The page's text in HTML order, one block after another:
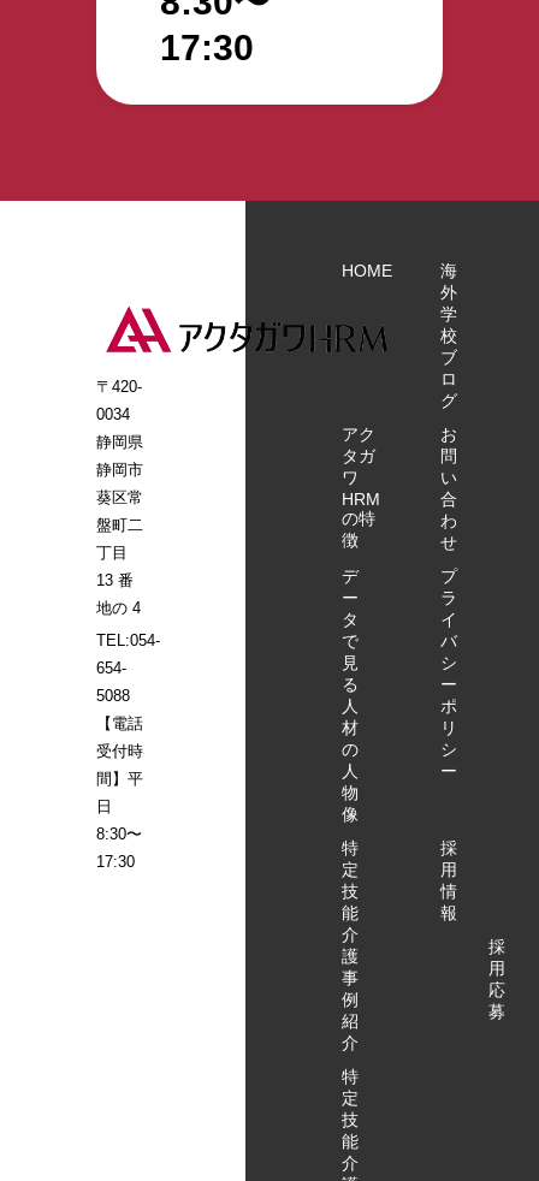
ム八幡・ハ
す。 タイム
しておりま
す。 ～
10:00/～
14:00 ハ
ートフルホ
ーム八幡
現地集合
※静岡駅近
辺からの送
迎も承りま
す。送迎希
合わせくだ
さい。 ～
10:10/～
14:10 特
定技能外国
人について
の簡単なご
説明 ～
設長インタ
ビュー ～
10:40/～
14:40 特
定技能外国
人へのイン
タビュー ～
17:30
〒420-
0034
静岡県
静岡市
葵区常
盤町二
丁目
13 番
地の 4
TEL:054-
654-
5088
【電話
受付時
間】平
日
8:30〜
17:30
HOME
アク
タガ
ワ
HRM
の特
徴
デ
ー
タ
で
見
る
人
材
の
人
物
像
特
定
技
能
介
護
事
例
紹
介
特
定
技
能
介
海
外
学
校
ブ
ロ
グ
お
問
い
合
わ
せ
プ
ラ
イ
バ
シ
ー
ポ
リ
シ
ー
採
用
情
報
採
用
応
募